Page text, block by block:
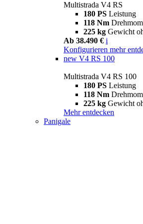
Multistrada V4 RS
180 PS Leistung
118 Nm
225 kg Gewicht
Ab 38.490 € i
Konfigurieren mehr
new V4 RS 100
Multistrada V4 RS 100
180 PS Leistung
118 Nm
225 kg Gewicht
Mehr entdecken
Panigale